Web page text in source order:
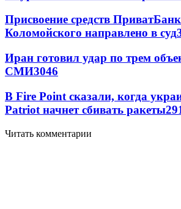
Присвоение средств
Коломойского направлено в суд
Иран готовил удар по трем
СМИ3046
В Fire Point сказали, когда
Patriot начнет сбивать ракеты
Читать комментарии